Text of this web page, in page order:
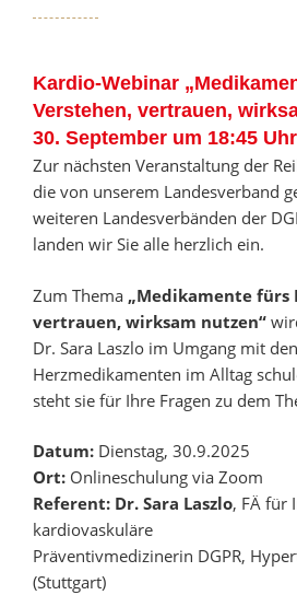
Kardio-Webinar
Verstehen, vertrauen,
30. September um 18:45 Uhr
Zur nächsten Veranstaltung der
die von unserem Landesverband
weiteren Landesverbänden der
landen wir Sie alle herzlich ein.
Zum Thema „Medikamente fürs
vertrauen, wirksam nutzen“
Dr. Sara Laszlo im Umgang mit
Herzmedikamenten im Alltag
steht sie für Ihre Fragen zu dem
Datum: Dienstag, 30.9.2025
Ort: Onlineschulung via Zoom
Referent: Dr. Sara Laszlo, FÄ für
kardiovaskuläre
Präventivmedizinerin DGPR,
(Stuttgart)